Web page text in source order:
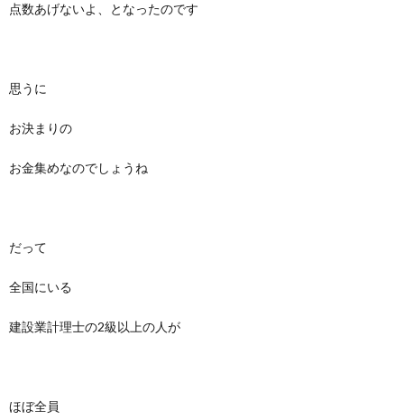
点数あげないよ、となったのです
思うに
お決まりの
お金集めなのでしょうね
だって
全国にいる
建設業計理士の2級以上の人が
ほぼ全員